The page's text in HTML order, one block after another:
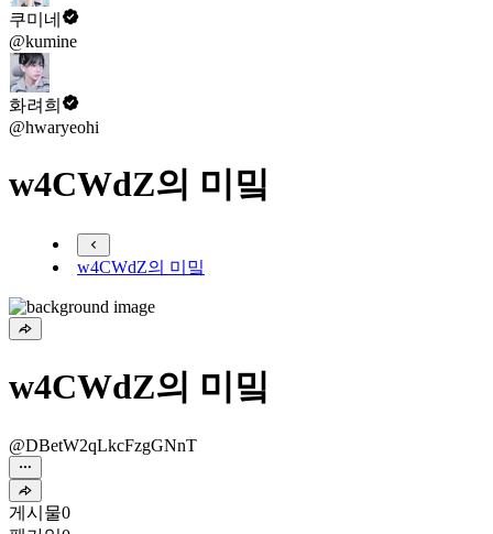
쿠미네
@kumine
화려희
@hwaryeohi
w4CWdZ의 미밐
w4CWdZ의 미밐
w4CWdZ의 미밐
@DBetW2qLkcFzgGNnT
게시물0